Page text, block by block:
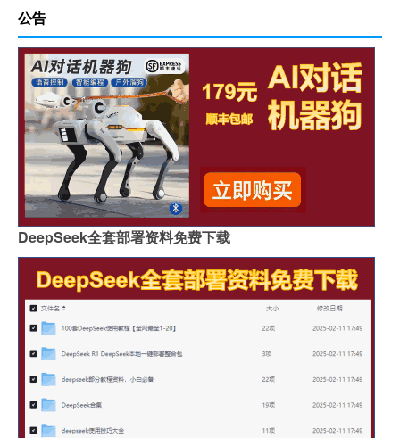
公告
DeepSeek全套部署资料免费下载